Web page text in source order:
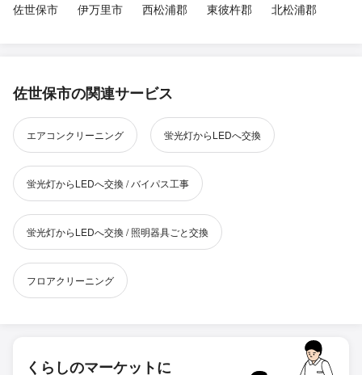
佐世保市
伊万里市 西松浦郡 東彼杵郡 北松浦郡
佐世保市の関連サービス
エアコンクリーニング 蛍光灯からLEDへ交換
蛍光灯からLEDへ交換 / バイパス工事
蛍光灯からLEDへ交換 / 照明器具ごと交換
フロアクリーニング
くらしのマーケットに